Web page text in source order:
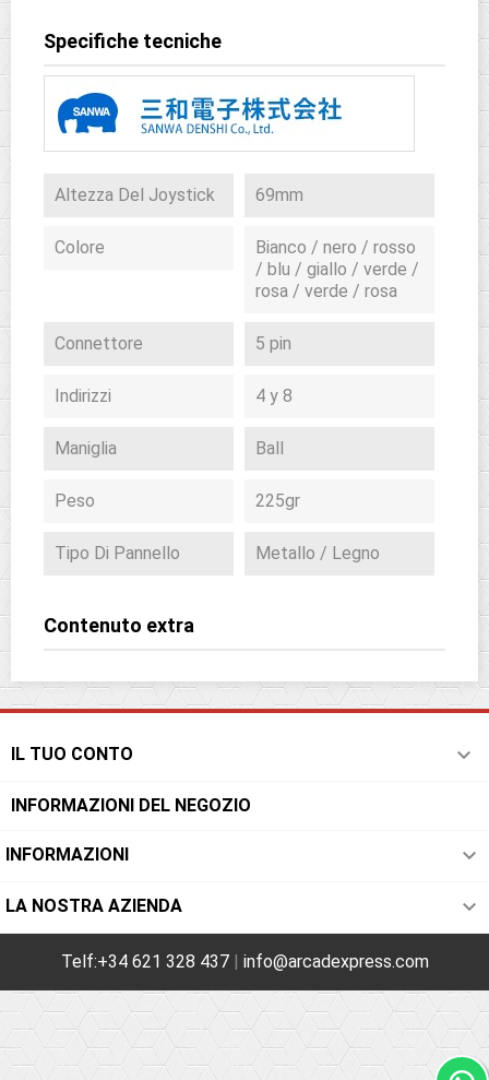
Specifiche tecniche
Altezza Del Joystick 69mm
Colore
Bianco / nero / rosso
/ blu / giallo / verde /
rosa / verde / rosa
Connettore 5 pin
Indirizzi 4 y 8
Maniglia Ball
Peso 225gr
Tipo Di Pannello Metallo / Legno
Contenuto extra
IL TUO CONTO 
INFORMAZIONI DEL NEGOZIO
INFORMAZIONI 
LA NOSTRA AZIENDA 
Telf:+34 621 328 437| info@arcadexpress.com